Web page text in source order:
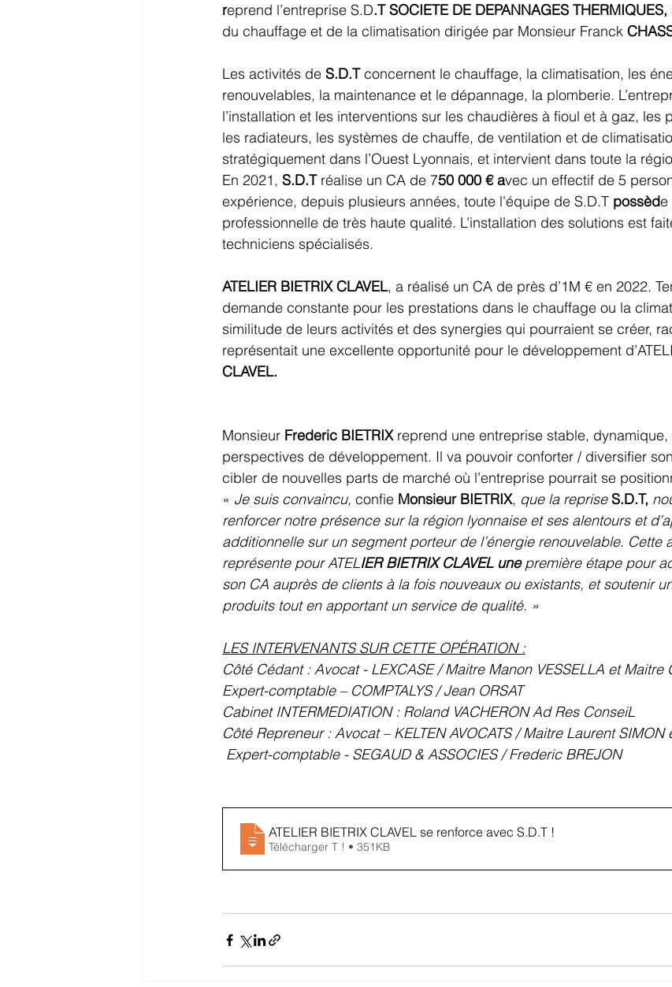
reprend l’entreprise S.D.T SOCIETE DE DEPANNAGES THERMIQUES,
du chauffage et de la climatisation dirigée par Monsieur Franck
Les activités de S.D.T concernent le chauffage, la climatisation, les
renouvelables, la maintenance et le dépannage, la plomberie.
l’installation et les interventions sur les chaudières à fioul et à gaz, les
les radiateurs, les systèmes de chauffe, de ventilation et de
stratégiquement dans l’Ouest Lyonnais, et intervient dans toute la
En 2021, S.D.T réalise un CA de 750 000 € avec un effectif de 5
expérience, depuis plusieurs années, toute l'équipe de S.D.T possède
professionnelle de très haute qualité. L’installation des solutions est
techniciens spécialisés.
ATELIER BIETRIX CLAVEL, a réalisé un CA de près d’1M € en 2022.
demande constante pour les prestations dans le chauffage ou la
similitude de leurs activités et des synergies qui pourraient se créer,
représentait une excellente opportunité pour le développement
CLAVEL.
Monsieur Frederic BIETRIX reprend une entreprise stable,
perspectives de développement. Il va pouvoir conforter / diversifier
cibler de nouvelles parts de marché où l’entreprise pourrait se
« Je suis convaincu, confie Monsieur BIETRIX, que la reprise S.D.T,
renforcer notre présence sur la région lyonnaise et ses alentours et
additionnelle sur un segment porteur de l’énergie renouvelable. Cette
représente pour ATELIER BIETRIX CLAVEL une première étape pour
son CA auprès de clients à la fois nouveaux ou existants, et soutenir
produits tout en apportant un service de qualité. »
LES INTERVENANTS SUR CETTE OPÉRATION :
Côté Cédant : Avocat - LEXCASE / Maitre Manon VESSELLA et Maitre
Expert-comptable – COMPTALYS / Jean ORSAT
Cabinet INTERMEDIATION : Roland VACHERON Ad Res ConseiL
Côté Repreneur : Avocat – KELTEN AVOCATS / Maitre Laurent SIMON
Expert-comptable - SEGAUD & ASSOCIES / Frederic BREJON
ATELIER BIETRIX CLAVEL se renforce avec S.D.T !
Télécharger T ! • 351KB